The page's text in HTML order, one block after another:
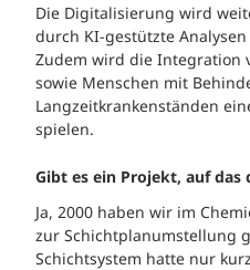
Die Digitalisierung wird
durch KI-gestützte
Zudem wird die Integration
sowie Menschen mit
Langzeitkrankenständen
spielen.
Gibt es ein Projekt, auf das
Ja, 2000 haben wir im
zur Schichtplanumstellung
Schichtsystem hatte nur